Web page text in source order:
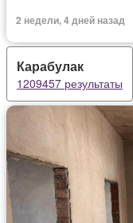
2 недели, 4 дней назад
Карабулак
1209457 результаты